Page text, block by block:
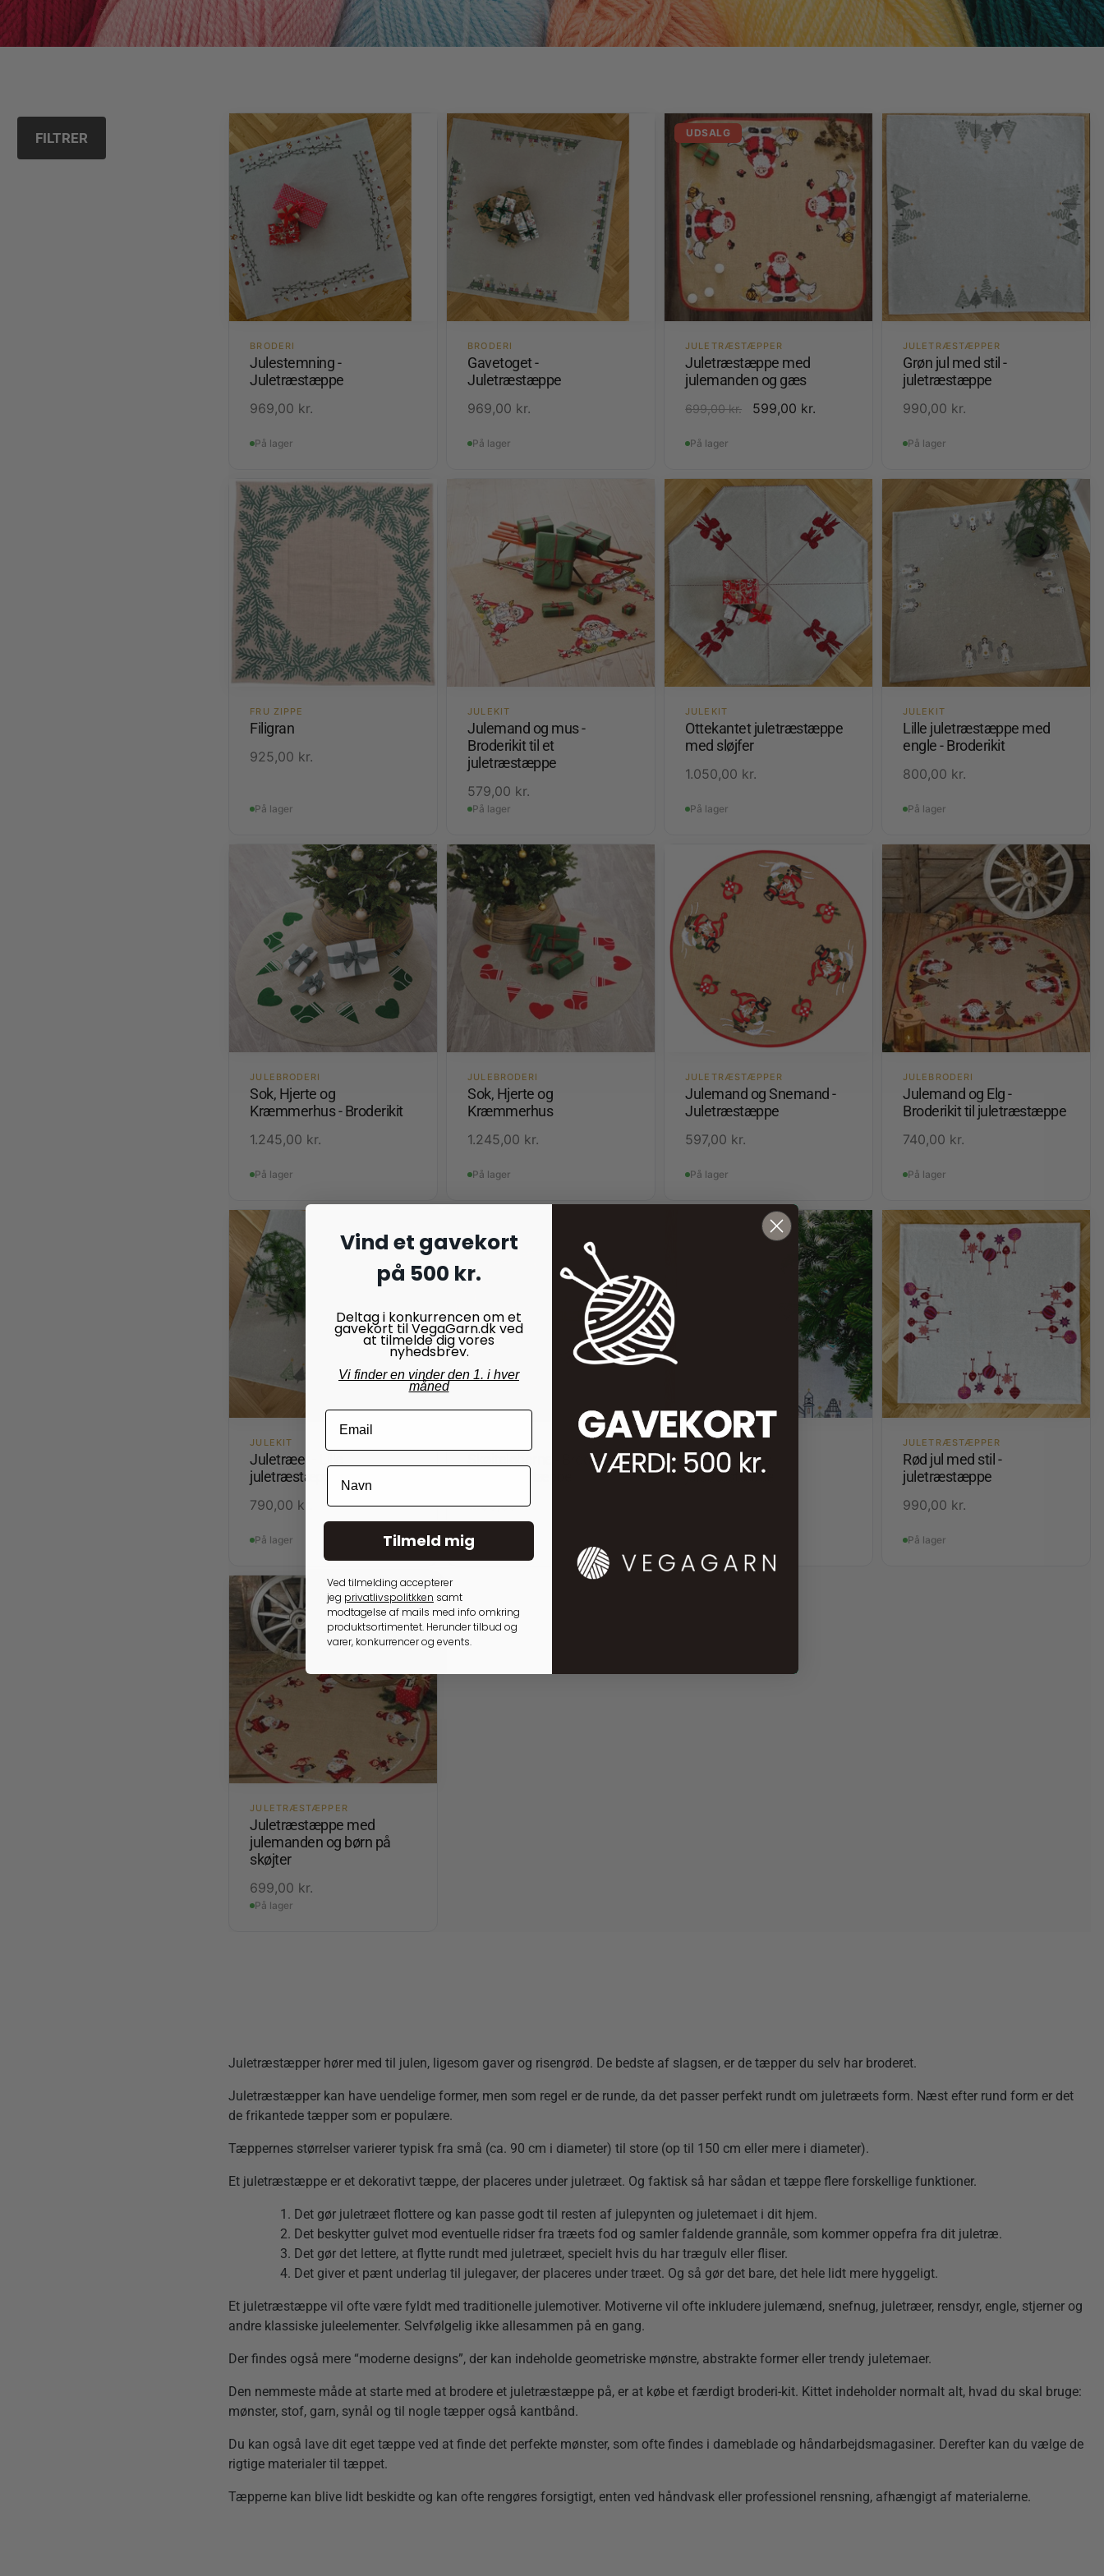
FILTRER
BRODERI
Julestemning -
Juletræstæppe
969,00 kr.
På lager
BRODERI
Gavetoget -
Juletræstæppe
969,00 kr.
På lager
UDSALG
JULETRÆSTÆPPER
Juletræstæppe med
julemanden og gæs
699,00kr. 599,00 kr.
På lager
JULETRÆSTÆPPER
Grøn jul med stil -
juletræstæppe
990,00 kr.
På lager
FRU ZIPPE
Filigran
925,00 kr.
På lager
JULEKIT
Julemand og mus -
Broderikit til et
juletræstæppe
579,00 kr.
På lager
JULEKIT
Ottekantet juletræstæppe
med sløjfer
1.050,00 kr.
På lager
JULEKIT
Lille juletræstæppe med
engle - Broderikit
800,00 kr.
På lager
JULEBRODERI
Sok, Hjerte og
Kræmmerhus - Broderikit
1.245,00 kr.
På lager
JULEBRODERI
Sok, Hjerte og
Kræmmerhus
1.245,00 kr.
På lager
JULETRÆSTÆPPER
Julemand og Snemand -
Juletræstæppe
597,00 kr.
På lager
JULEBRODERI
Julemand og Elg -
Broderikit til juletræstæppe
740,00 kr.
På lager
JULEKIT
Juletræer - Lille
juletræstæppe / dug
790,00 kr.
På lager
Skøjteløberne - Broderikit til
1.195,00kr.
På lager
JULEKIT
Winther White
juletræstæppe
JULETRÆSTÆPPER
Rød jul med stil -
juletræstæppe
990,00 kr.
På lager
JULETRÆSTÆPPER
Juletræstæppe med
julemanden og børn på
skøjter
699,00 kr.
På lager
Juletræstæpper hører med til julen, ligesom gaver og risengrød. De bedste af slagsen, er de tæpper du selv har broderet.
Juletræstæpper kan have uendelige former, men som regel er de runde, da det passer perfekt rundt om juletræets form. Næst efter rund form er det
de frikantede tæpper som er populære.
Tæppernes størrelser varierer typisk fra små (ca. 90 cm i diameter) til store (op til 150 cm eller mere i diameter).
Et juletræstæppe er et dekorativt tæppe, der placeres under juletræet. Og faktisk så har sådan et tæppe flere forskellige funktioner.
Det gør juletræet flottere og kan passe godt til resten af julepynten og juletemaet i dit hjem.
Det beskytter gulvet mod eventuelle ridser fra træets fod og samler faldende grannåle, som kommer oppefra fra dit juletræ.
Det gør det lettere, at flytte rundt med juletræet, specielt hvis du har trægulv eller fliser.
Det giver et pænt underlag til julegaver, der placeres under træet. Og så gør det bare, det hele lidt mere hyggeligt.
Et juletræstæppe vil ofte være fyldt med traditionelle julemotiver. Motiverne vil ofte inkludere julemænd, snefnug, juletræer, rensdyr, engle, stjerner og
andre klassiske juleelementer. Selvfølgelig ikke allesammen på en gang.
Der findes også mere “moderne designs”, der kan indeholde geometriske mønstre, abstrakte former eller trendy juletemaer.
Den nemmeste måde at starte med at brodere et juletræstæppe på, er at købe et færdigt broderi-kit. Kittet indeholder normalt alt, hvad du skal bruge:
mønster, stof, garn, synål og til nogle tæpper også kantbånd.
Du kan også lave dit eget tæppe ved at finde det perfekte mønster, som ofte findes i dameblade og håndarbejdsmagasiner. Derefter kan du vælge de
rigtige materialer til tæppet.
Tæpperne kan blive lidt beskidte og kan ofte rengøres forsigtigt, enten ved håndvask eller professionel rensning, afhængigt af materialerne.
Vind et gavekort
på 500 kr.
Deltag i konkurrencen om et
gavekort til VegaGarn.dk ved
at tilmelde dig vores
nyhedsbrev.
Vi finder en vinder den 1. i hver
måned
Tilmeld mig
Ved tilmelding accepterer
jeg privatlivspolitkken samt
modtagelse af mails med info omkring
produktsortimentet. Herunder tilbud og
varer, konkurrencer og events.